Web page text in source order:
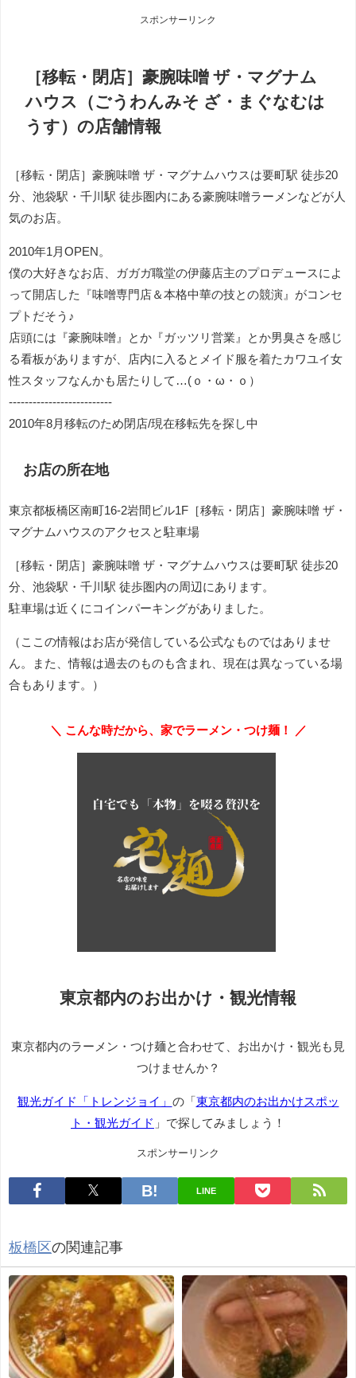
スポンサーリンク
［移転・閉店］豪腕味噌 ザ・マグナム
ハウス（ごうわんみそ ざ・まぐなむは
うす）の店舗情報
［移転・閉店］豪腕味噌 ザ・マグナムハウスは要町駅 徒歩20
分、池袋駅・千川駅 徒歩圏内にある豪腕味噌ラーメンなどが人
気のお店。
2010年1月OPEN。
僕の大好きなお店、ガガガ職堂の伊藤店主のプロデュースによ
って開店した『味噌専門店＆本格中華の技との競演』がコンセ
プトだそう♪
店頭には『豪腕味噌』とか『ガッツリ営業』とか男臭さを感じ
る看板がありますが、店内に入るとメイド服を着たカワユイ女
性スタッフなんかも居たりして…(ｏ・ω・ｏ）
--------------------------
2010年8月移転のため閉店/現在移転先を探し中
お店の所在地
東京都板橋区南町16-2岩間ビル1F［移転・閉店］豪腕味噌 ザ・
マグナムハウスのアクセスと駐車場
［移転・閉店］豪腕味噌 ザ・マグナムハウスは要町駅 徒歩20
分、池袋駅・千川駅 徒歩圏内の周辺にあります。
駐車場は近くにコインパーキングがありました。
（ここの情報はお店が発信している公式なものではありませ
ん。また、情報は過去のものも含まれ、現在は異なっている場
合もあります。）
＼ こんな時だから、家でラーメン・つけ麺！ ／
東京都内のお出かけ・観光情報
東京都内のラーメン・つけ麺と合わせて、お出かけ・観光も見
つけませんか？
観光ガイド「トレンジョイ」 の「 東京都内のお出かけスポッ
ト・観光ガイド 」で探してみましょう！
スポンサーリンク
LINE
板橋区の関連記事